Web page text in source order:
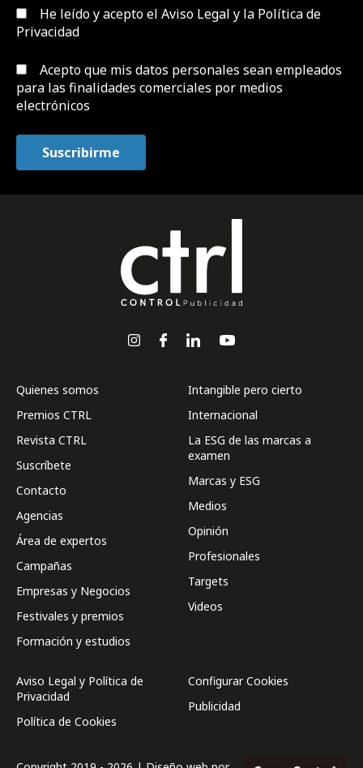
He leído y acepto el Aviso Legal y la Política de
Privacidad
Acepto que mis datos personales sean empleados
para las finalidades comerciales por medios
electrónicos
Quienes somos
Premios CTRL
Revista CTRL
Suscríbete
Contacto
Agencias
Área de expertos
Campañas
Empresas y Negocios
Festivales y premios
Formación y estudios
Intangible pero cierto
Internacional
La ESG de las marcas a
examen
Marcas y ESG
Medios
Opinión
Profesionales
Targets
Videos
Aviso Legal y Política de
Privacidad
Política de Cookies
Configurar Cookies
Publicidad